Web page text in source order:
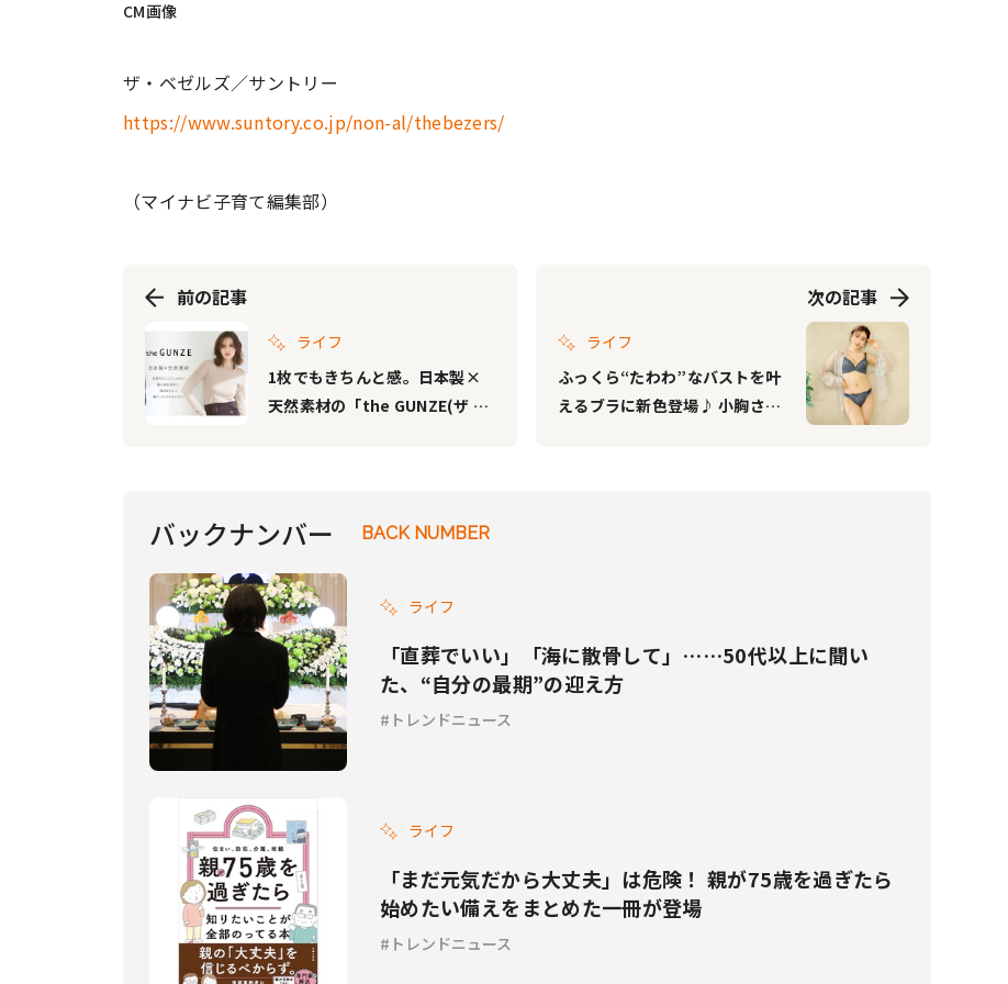
CM画像
ザ・ベゼルズ／サントリー
https://www.suntory.co.jp/non-al/thebezers/
（マイナビ子育て編集部）
前の記事
ライフ
1枚でもきちんと感。日本製×
天然素材の「the GUNZE(ザ グ
次の記事
ライフ
ふっくら“たわわ”なバストを叶
えるブラに新色登場♪ 小胸さん
バックナンバー BACK NUMBER
ライフ
「直葬でいい」「海に散骨して」……50代以上に聞い
た、“自分の最期”の迎え方
トレンドニュース
ライフ
「まだ元気だから大丈夫」は危険！ 親が75歳を過ぎたら
始めたい備えをまとめた一冊が登場
トレンドニュース